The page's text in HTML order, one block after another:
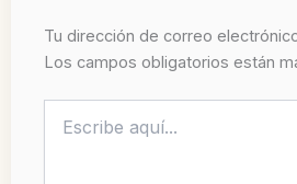
Tu dirección de correo
Los campos obligatorios están
aquí...